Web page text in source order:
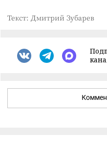
Текст: Дмитрий Зубарев